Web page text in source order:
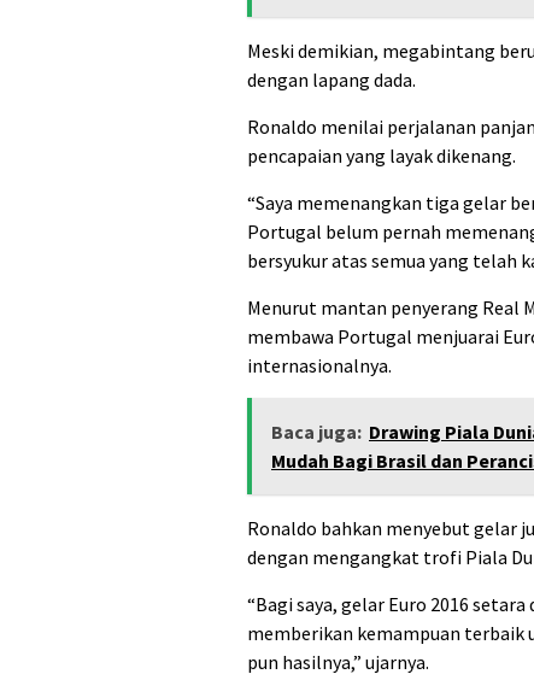
Meski demikian, megabintang
dengan lapang dada.
Ronaldo menilai perjalanan
pencapaian yang layak dikenang.
“Saya memenangkan tiga gelar
Portugal belum pernah
bersyukur atas semua yang telah
Menurut mantan penyerang Real
membawa Portugal menjuarai
internasionalnya.
Baca juga: Drawing Piala
Mudah Bagi Brasil dan
Ronaldo bahkan menyebut gelar
dengan mengangkat trofi Piala
“Bagi saya, gelar Euro 2016
memberikan kemampuan terbaik
pun hasilnya,” ujarnya.